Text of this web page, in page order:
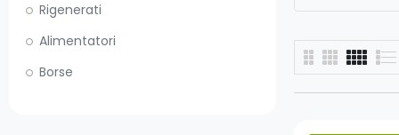
Rigenerati
Alimentatori
Borse